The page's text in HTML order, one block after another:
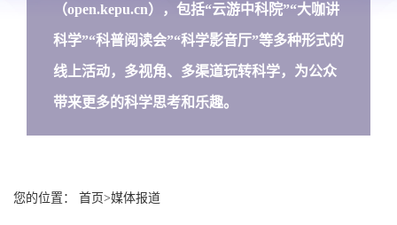
（open.kepu.cn），包括“云游中科院”“大咖讲
科学”“科普阅读会”“科学影音厅”等多种形式的
线上活动，多视角、多渠道玩转科学，为公众
带来更多的科学思考和乐趣。
您的位置： 首页>媒体报道